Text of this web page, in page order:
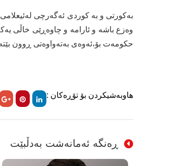
بەکورتی و بە کوردی ئەگەرچی
وەزع باشە و ئارامە و چاوەڕێی خاڵی
حکومەت بۆ،ئەوەی بەتەواوەتی ڕوون
هاوبەشیکردن بۆ تۆڕەکان :
ڕەنگە ئەمانەشت بەدڵبێت